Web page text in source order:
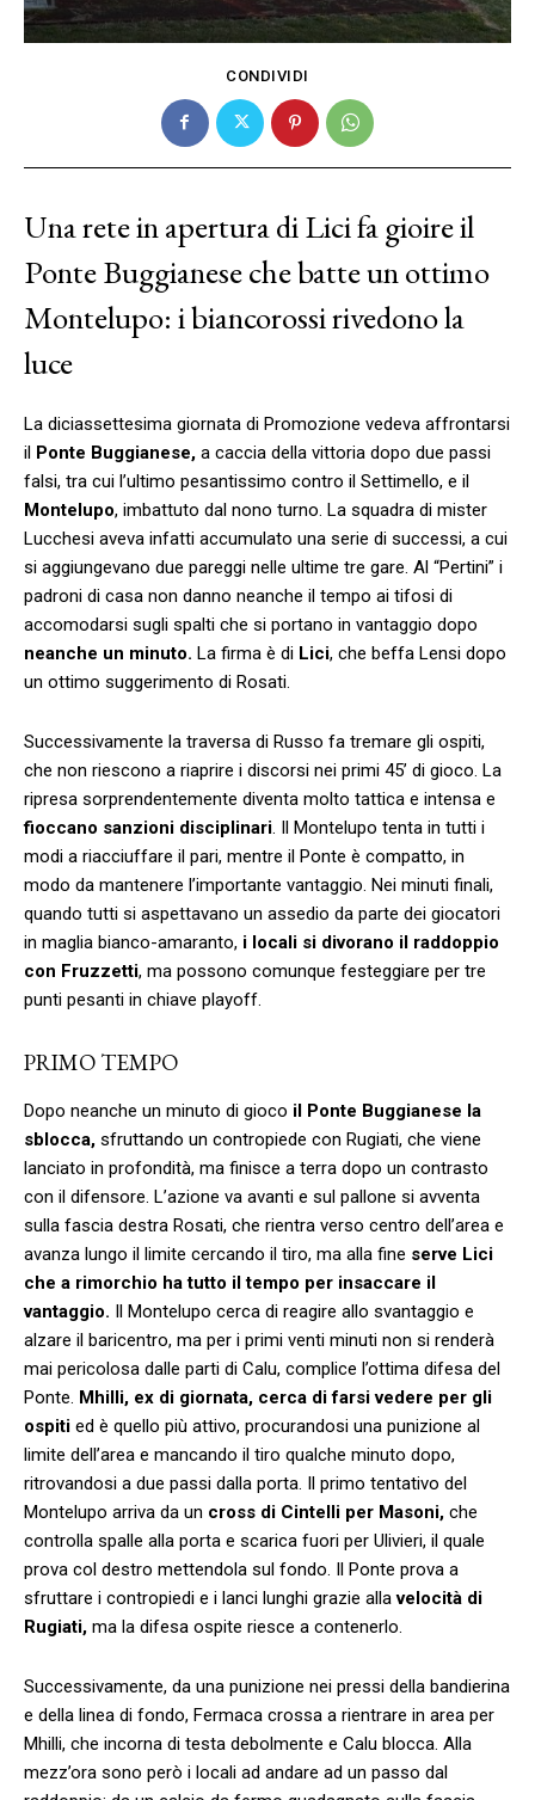
CONDIVIDI
Una rete in apertura di Lici fa gioire il
Ponte Buggianese che batte un ottimo
Montelupo: i biancorossi rivedono la
luce
La diciassettesima giornata di Promozione vedeva affrontarsi
il Ponte Buggianese, a caccia della vittoria dopo due passi
falsi, tra cui l’ultimo pesantissimo contro il Settimello, e il
Montelupo, imbattuto dal nono turno. La squadra di mister
Lucchesi aveva infatti accumulato una serie di successi, a cui
si aggiungevano due pareggi nelle ultime tre gare. Al “Pertini” i
padroni di casa non danno neanche il tempo ai tifosi di
accomodarsi sugli spalti che si portano in vantaggio dopo
neanche un minuto. La firma è di Lici, che beffa Lensi dopo
un ottimo suggerimento di Rosati.
Successivamente la traversa di Russo fa tremare gli ospiti,
che non riescono a riaprire i discorsi nei primi 45’ di gioco. La
ripresa sorprendentemente diventa molto tattica e intensa e
fioccano sanzioni disciplinari. Il Montelupo tenta in tutti i
modi a riacciuffare il pari, mentre il Ponte è compatto, in
modo da mantenere l’importante vantaggio. Nei minuti finali,
quando tutti si aspettavano un assedio da parte dei giocatori
in maglia bianco-amaranto, i locali si divorano il raddoppio
con Fruzzetti, ma possono comunque festeggiare per tre
punti pesanti in chiave playoff.
PRIMO TEMPO
Dopo neanche un minuto di gioco il Ponte Buggianese la
sblocca, sfruttando un contropiede con Rugiati, che viene
lanciato in profondità, ma finisce a terra dopo un contrasto
con il difensore. L’azione va avanti e sul pallone si avventa
sulla fascia destra Rosati, che rientra verso centro dell’area e
avanza lungo il limite cercando il tiro, ma alla fine serve Lici
che a rimorchio ha tutto il tempo per insaccare il
vantaggio. Il Montelupo cerca di reagire allo svantaggio e
alzare il baricentro, ma per i primi venti minuti non si renderà
mai pericolosa dalle parti di Calu, complice l’ottima difesa del
Ponte. Mhilli, ex di giornata, cerca di farsi vedere per gli
ospiti ed è quello più attivo, procurandosi una punizione al
limite dell’area e mancando il tiro qualche minuto dopo,
ritrovandosi a due passi dalla porta. Il primo tentativo del
Montelupo arriva da un cross di Cintelli per Masoni, che
controlla spalle alla porta e scarica fuori per Ulivieri, il quale
prova col destro mettendola sul fondo. Il Ponte prova a
sfruttare i contropiedi e i lanci lunghi grazie allavelocità di
Rugiati, ma la difesa ospite riesce a contenerlo.
Successivamente, da una punizione nei pressi della bandierina
e della linea di fondo, Fermaca crossa a rientrare in area per
Mhilli, che incorna di testa debolmente e Calu blocca. Alla
mezz’ora sono però i locali ad andare ad un passo dal